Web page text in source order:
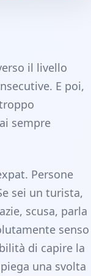
il livello
E poi,
sempre
Persone
sei un turista,
scusa, parla
senso
di capire la
una svolta